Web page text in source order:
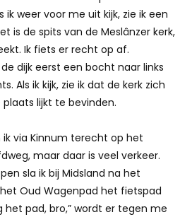
ik weer voor me uit kijk, zie ik een
is de spits van de Meslânzer kerk,
Ik fiets er recht op af.
dijk eerst een bocht naar links
Als ik kijk, zie ik dat de kerk zich
lijkt te bevinden.
via Kinnum terecht op het
maar daar is veel verkeer.
sla ik bij Midsland na het
Oud Wagenpad het fietspad
het pad, bro,” wordt er tegen me